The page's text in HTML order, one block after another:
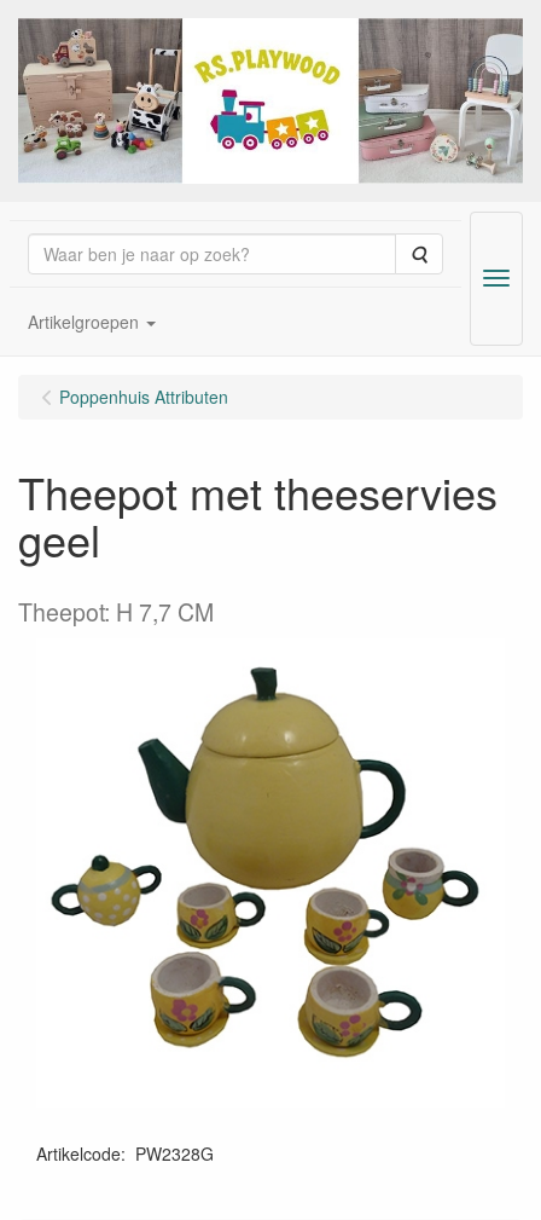
Zoeken
Artikelgroepen
Menu
Poppenhuis Attributen
Theepot met theeservies
geel
Theepot: H 7,7 CM
Artikelcode: PW2328G